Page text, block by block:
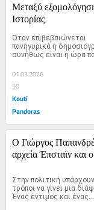
Μεταξύ
Ιστορίας
Οταν επιβεβαιώνεται
πανηγυρικά η
συνήθως είναι η ώρα
διαψεύδονται η
οι…
01.03.2026
50
Kouti
Pandoras
Ο Γιώργος
αρχεία Έπσταϊν και ο
Στην πολιτική
τρόποι να γίνει μια
Ένας έντιμος και ένας...